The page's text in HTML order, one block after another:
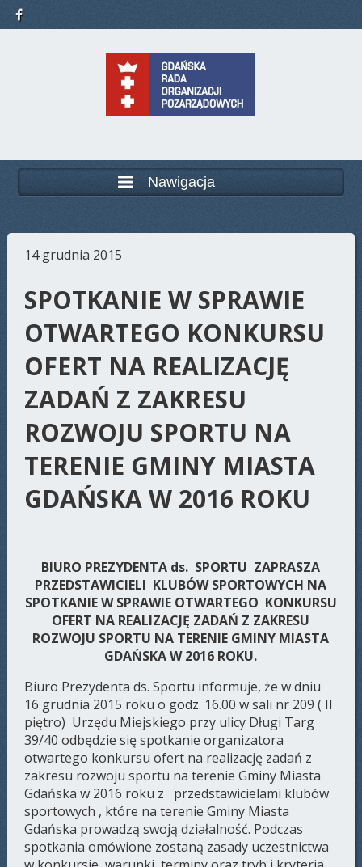
Nawigacja
14 grudnia 2015
SPOTKANIE W SPRAWIE
OTWARTEGO KONKURSU
OFERT NA REALIZACJĘ
ZADAŃ Z ZAKRESU
ROZWOJU SPORTU NA
TERENIE GMINY MIASTA
GDAŃSKA W 2016 ROKU
BIURO PREZYDENTA ds. SPORTU ZAPRASZA
PRZEDSTAWICIELI KLUBÓW SPORTOWYCH NA
SPOTKANIE W SPRAWIE OTWARTEGO KONKURSU
OFERT NA REALIZACJĘ ZADAŃ Z ZAKRESU
ROZWOJU SPORTU NA TERENIE GMINY MIASTA
GDAŃSKA W 2016 ROKU.
Biuro Prezydenta ds. Sportu informuje, że w dniu
16 grudnia 2015 roku o godz. 16.00 w sali nr 209 ( II
piętro) Urzędu Miejskiego przy ulicy Długi Targ
39/40 odbędzie się spotkanie organizatora
otwartego konkursu ofert na realizację zadań z
zakresu rozwoju sportu na terenie Gminy Miasta
Gdańska w 2016 roku z przedstawicielami klubów
sportowych , które na terenie Gminy Miasta
Gdańska prowadzą swoją działalność. Podczas
spotkania omówione zostaną zasady uczestnictwa